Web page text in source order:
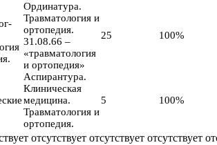
Ординатура.
Травматология и
ортопедия.
31.08.66 –
«травматология
и ортопедия»
25 100%
Аспирантура.
Клиническая
медицина.
Травматология и
ортопедия.
5 100%
отсутствует отсутствует отсутствует